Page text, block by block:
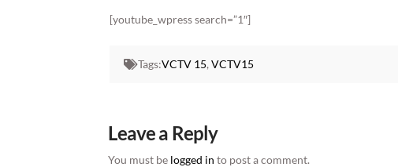
[youtube_wpress search=”1″]
Tags:VCTV 15, VCTV15
Leave a Reply
You must be logged in to post a comment.